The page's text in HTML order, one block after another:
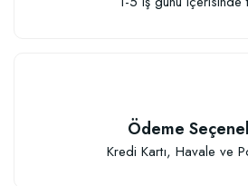
111,33 TL
Ödeme
Kredi Kartı, Havale ve